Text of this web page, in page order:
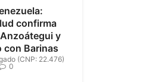
confirma
y
con Barinas
(CNP: 22.476)
0